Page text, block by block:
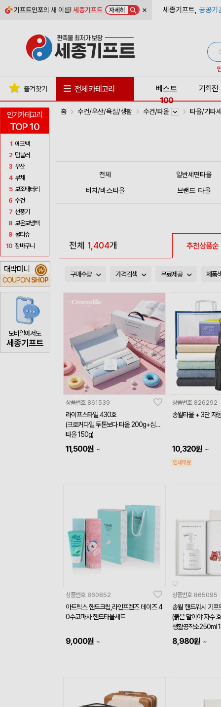
기프트인포의 새 이름!세종기프트 자세히 × 세종기프트, 공공기
인기카테고리
TOP 10
1 에코백
2 텀블러
3 우산
4 부채
5 보조배터리
6 수건
7 선풍기
8 보온보냉백
9 물티슈
10 장바구니
대박머니
COUPON SHOP
₩
모바일에서도
세종기프트
즐겨찾기 전체 카테고리
베스트
100
기획전
홈 수건/우산/욕실/생활 수건/타올 타올/기타
전체
일반세면타올
비치/바스타올
브랜드 타올
전체 1,404개 추천상품순
구매수량 가격검색 무료제공 제품
상품번호 861539
라이프스타일 430호
(크로커다일 투톤보다 타올 200g+심플
타올 150g)
11,500원 ~
상품번호 826292
송월타올 + 3단 자
10,320원 ~
인쇄무료
상품번호 860852
아트릭스 핸드크림,라인프렌즈 데이즈 4
0수코마사 핸드타올세트
9,000원 ~
상품번호 865095
송월 핸드워시 기프
(붉은 말이야 자수
생활공작소250ml
8,980원 ~